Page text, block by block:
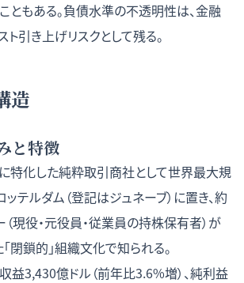
ともある。負債水準の不透明性は、金融
引き上げリスクとして残る。
造
と特徴
特化した純粋取引商社として世界最大規
テルダム（登記はジュネーブ）に置き、約
現役・元役員・従業員の持株保有者）が
閉鎖的」組織文化で知られる。
益3,430億ドル（前年比3.6%増）、純利益